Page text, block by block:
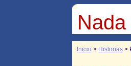
Inicio > Historias >